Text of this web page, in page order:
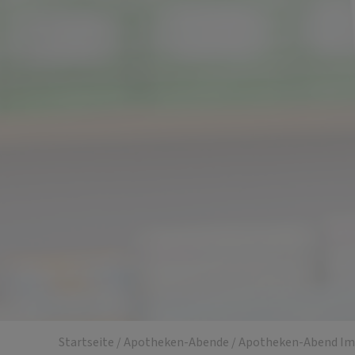
Startseite /Apotheken-Abende /Apotheken-Abend